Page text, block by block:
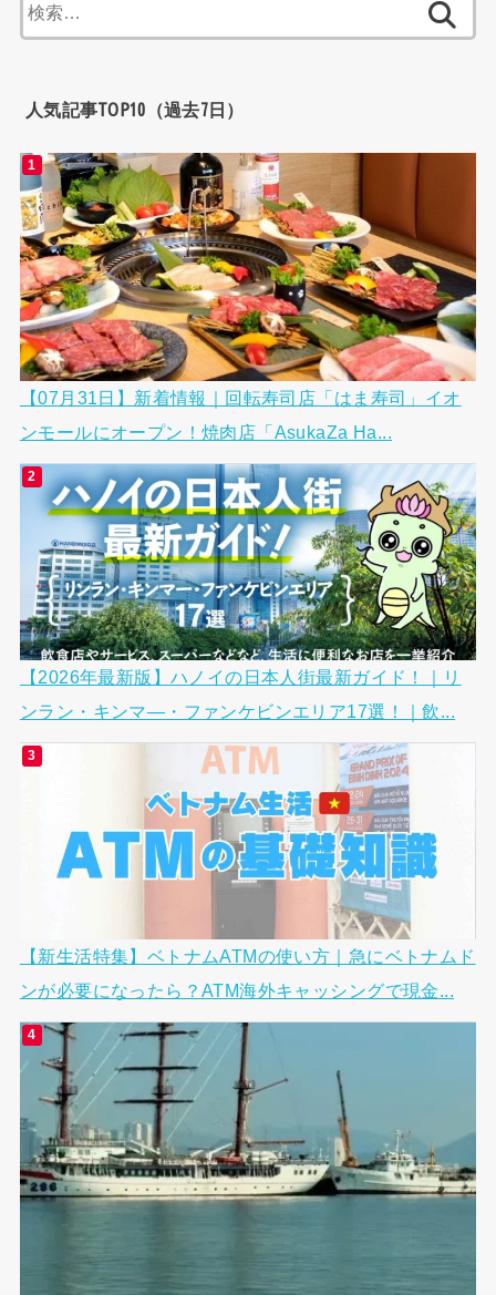
索:
人気記事TOP10（過去7日）
【07月31日】新着情報｜回転寿司店「はま寿司」イオ
ンモールにオープン！焼肉店「AsukaZa Ha...
【2026年最新版】ハノイの日本人街最新ガイド！｜リ
ンラン・キンマ―・ファンケビンエリア17選！｜飲...
【新生活特集】ベトナムATMの使い方｜急にベトナムド
ンが必要になったら？ATM海外キャッシングで現金...